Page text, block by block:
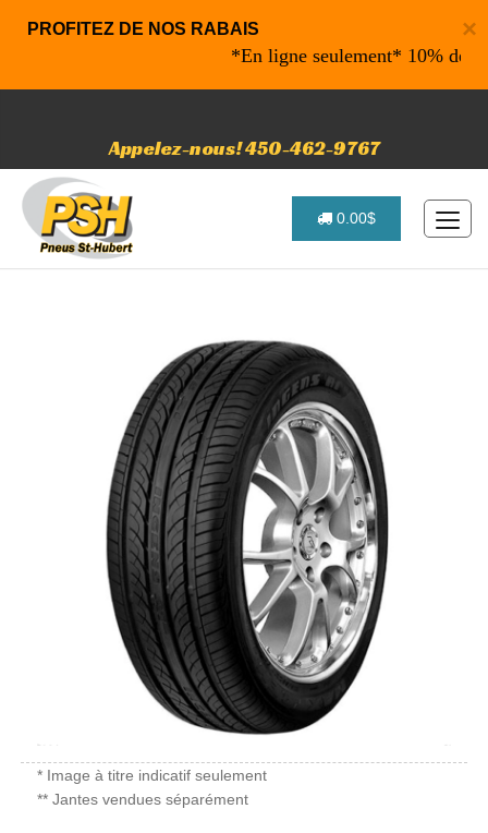
×
PROFITEZ DE NOS RABAIS
*En ligne seulement* 10% de
Appelez-nous! 450-462-9767
0.00$
* Image à titre indicatif seulement
** Jantes vendues séparément